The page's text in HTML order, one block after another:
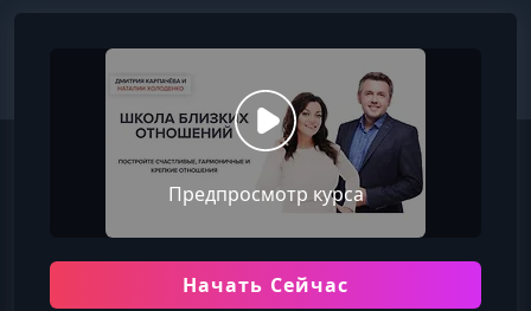
Предпросмотр курса
Начать Сейчас